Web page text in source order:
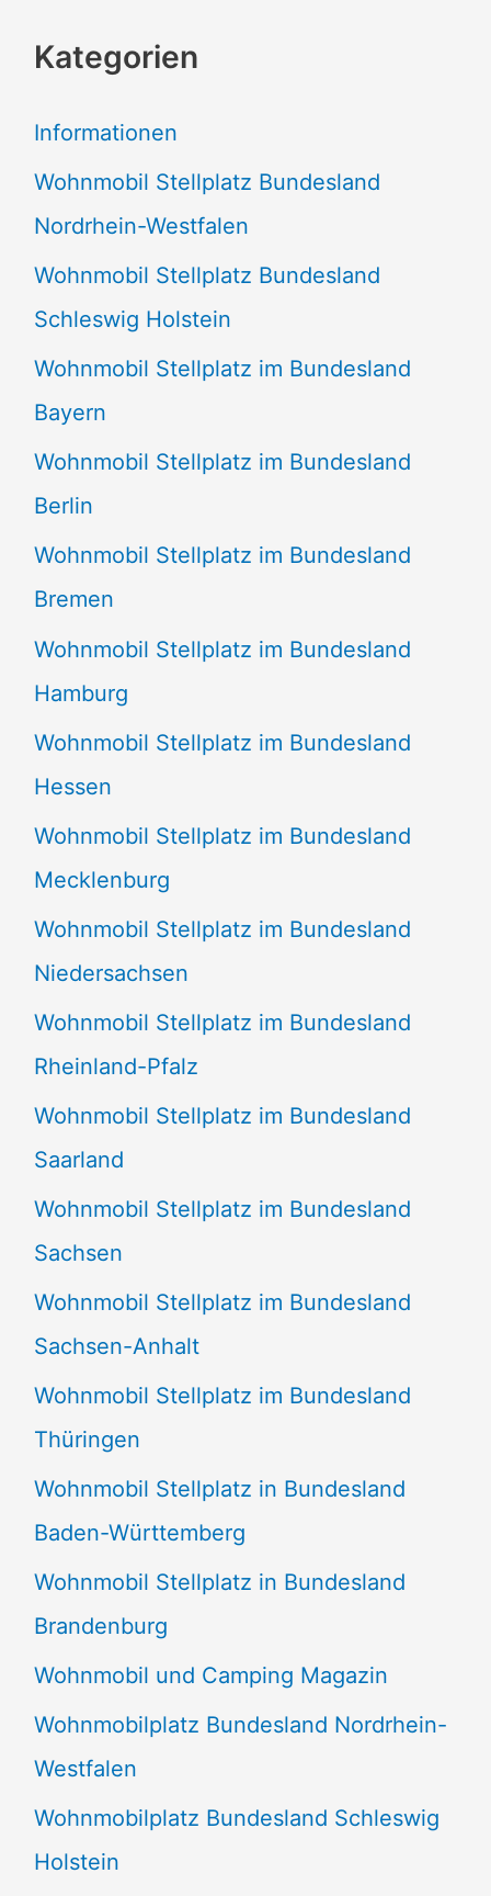
h
n
n
a
c
h
:
Kategorien
Informationen
Wohnmobil Stellplatz Bundesland
Nordrhein-Westfalen
Wohnmobil Stellplatz Bundesland
Schleswig Holstein
Wohnmobil Stellplatz im Bundesland
Bayern
Wohnmobil Stellplatz im Bundesland
Berlin
Wohnmobil Stellplatz im Bundesland
Bremen
Wohnmobil Stellplatz im Bundesland
Hamburg
Wohnmobil Stellplatz im Bundesland
Hessen
Wohnmobil Stellplatz im Bundesland
Mecklenburg
Wohnmobil Stellplatz im Bundesland
Niedersachsen
Wohnmobil Stellplatz im Bundesland
Rheinland-Pfalz
Wohnmobil Stellplatz im Bundesland
Saarland
Wohnmobil Stellplatz im Bundesland
Sachsen
Wohnmobil Stellplatz im Bundesland
Sachsen-Anhalt
Wohnmobil Stellplatz im Bundesland
Thüringen
Wohnmobil Stellplatz in Bundesland
Baden-Württemberg
Wohnmobil Stellplatz in Bundesland
Brandenburg
Wohnmobil und Camping Magazin
Wohnmobilplatz Bundesland Nordrhein-
Westfalen
Wohnmobilplatz Bundesland Schleswig
Holstein